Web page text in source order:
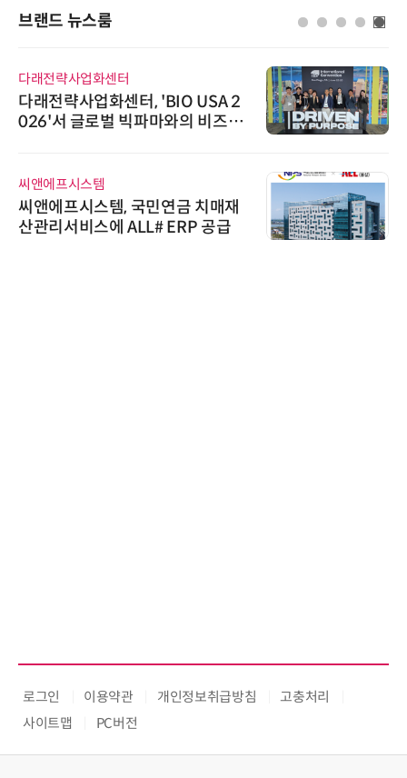
브랜드 뉴스룸
다래전략사업화센터
다래전략사업화센터, 'BIO USA 2
026'서 글로벌 빅파마와의 비즈니
씨앤에프시스템
씨앤에프시스템, 국민연금 치매재
산관리서비스에 ALL# ERP 공급
로그인 이용약관 개인정보취급방침
고충처리
사이트맵
PC버전